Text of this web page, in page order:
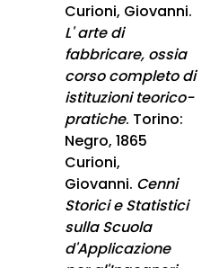
Curioni, Giovanni.​
L' arte di
fabbricare, ossia
corso completo di
istituzioni teorico-
pratiche​. Torino:
Negro, 1865
Curioni,
Giovanni. Cenni
Storici e Statistici
sulla Scuola
d'Applicazione